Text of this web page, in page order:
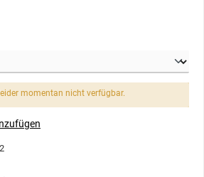
momentan nicht verfügbar.